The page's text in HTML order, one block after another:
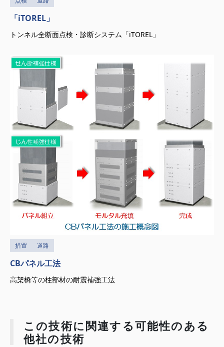
「iTOREL」
トンネル全断面点検・診断システム「iTOREL」
措置 道路
CBパネル工法
高架橋等の柱部材の耐震補強工法
この技術に関連する可能性のある
他社の技術